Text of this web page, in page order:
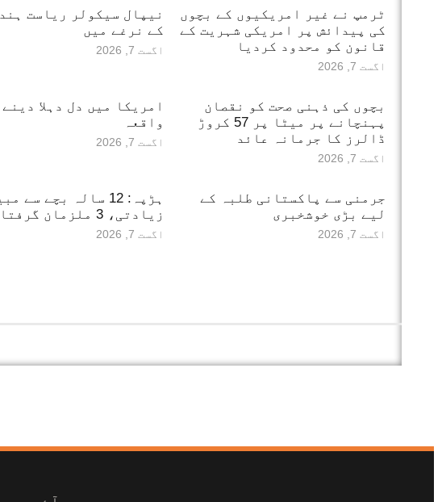
ٹرمپ نے غیر امریکیوں کے بچوں
کی پیدائش پر امریکی شہریت کے
قانون کو محدود کردیا
اگست 7, 2026
نیپال سیکولر ریاست
کے نرغے میں
اگست 7, 2026
بچوں کی ذہنی صحت کو نقصان
پہنچانے پر میٹا پر 57 کروڑ
ڈالرز کا جرمانہ عائد
اگست 7, 2026
امریکا میں دل دہلا دینے
واقعہ
اگست 7, 2026
جرمنی سے پاکستانی طلبہ کے
لیے بڑی خوشخبری
اگست 7, 2026
ہڑپہ: 12 سالہ بچے سے
زیادتی، 3 ملزمان گرفتار
اگست 7, 2026